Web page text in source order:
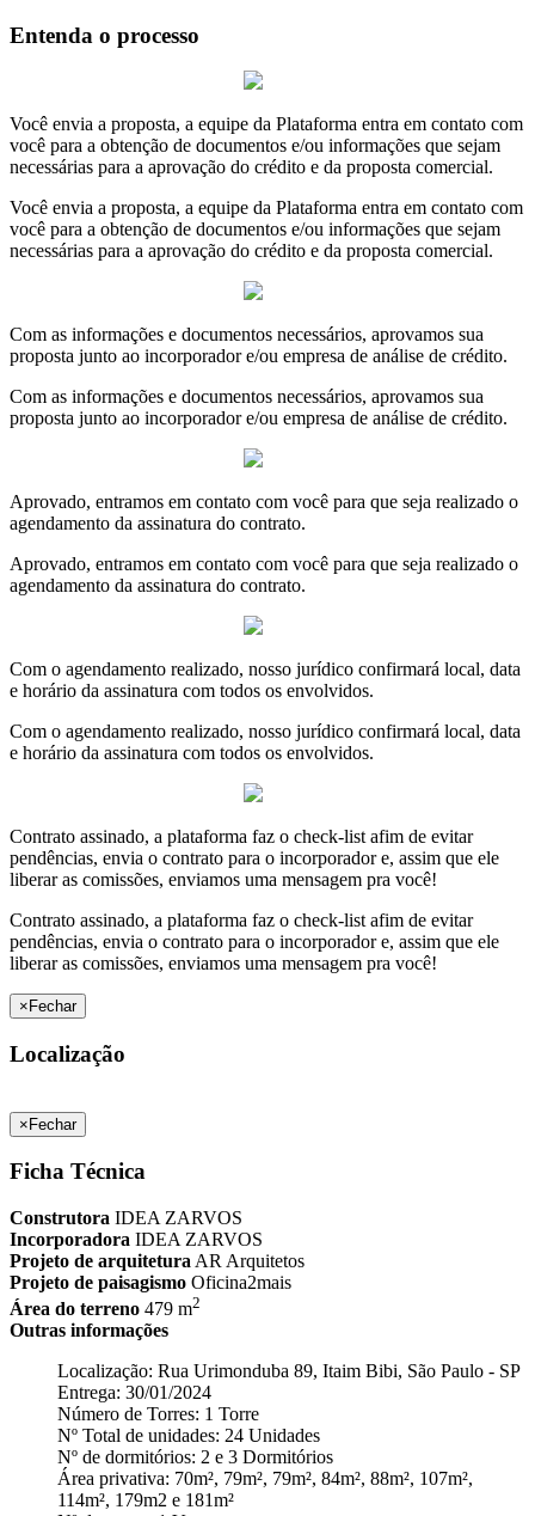
Entenda o processo
Você envia a proposta, a equipe da Plataforma entra em contato com
você para a obtenção de documentos e/ou informações que sejam
necessárias para a aprovação do crédito e da proposta comercial.
Você envia a proposta, a equipe da Plataforma entra em contato com
você para a obtenção de documentos e/ou informações que sejam
necessárias para a aprovação do crédito e da proposta comercial.
Com as informações e documentos necessários, aprovamos sua
proposta junto ao incorporador e/ou empresa de análise de crédito.
Com as informações e documentos necessários, aprovamos sua
proposta junto ao incorporador e/ou empresa de análise de crédito.
Aprovado, entramos em contato com você para que seja realizado o
agendamento da assinatura do contrato.
Aprovado, entramos em contato com você para que seja realizado o
agendamento da assinatura do contrato.
Com o agendamento realizado, nosso jurídico confirmará local, data
e horário da assinatura com todos os envolvidos.
Com o agendamento realizado, nosso jurídico confirmará local, data
e horário da assinatura com todos os envolvidos.
Contrato assinado, a plataforma faz o check-list afim de evitar
pendências, envia o contrato para o incorporador e, assim que ele
liberar as comissões, enviamos uma mensagem pra você!
Contrato assinado, a plataforma faz o check-list afim de evitar
pendências, envia o contrato para o incorporador e, assim que ele
liberar as comissões, enviamos uma mensagem pra você!
× Fechar
Localização
×Fechar
Ficha Técnica
Construtora IDEA ZARVOS
Incorporadora IDEA ZARVOS
Projeto de arquitetura AR Arquitetos
Projeto de paisagismo Oficina2mais
Área do terreno 479 m2
Outras informações
Localização: Rua Urimonduba 89, Itaim Bibi, São Paulo - SP
Entrega: 30/01/2024
Número de Torres: 1 Torre
Nº Total de unidades: 24 Unidades
Nº de dormitórios: 2 e 3 Dormitórios
Área privativa: 70m², 79m², 79m², 84m², 88m², 107m²,
114m², 179m2 e 181m²